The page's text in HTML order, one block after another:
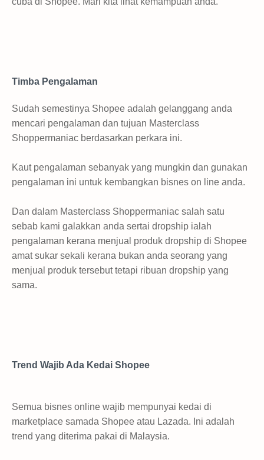
Timba Pengalaman
Sudah semestinya Shopee adalah gelanggang anda
mencari pengalaman dan tujuan Masterclass
Shoppermaniac berdasarkan perkara ini.
Kaut pengalaman sebanyak yang mungkin dan gunakan
pengalaman ini untuk kembangkan bisnes on line anda.
Dan dalam Masterclass Shoppermaniac salah satu
sebab kami galakkan anda sertai dropship ialah
pengalaman kerana menjual produk dropship di Shopee
amat sukar sekali kerana bukan anda seorang yang
menjual produk tersebut tetapi ribuan dropship yang
sama.
Trend Wajib Ada Kedai Shopee
Semua bisnes online wajib mempunyai kedai di
marketplace samada Shopee atau Lazada. Ini adalah
trend yang diterima pakai di Malaysia.